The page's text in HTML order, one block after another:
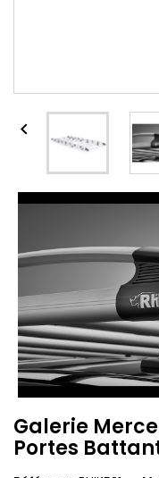

Galerie
Portes